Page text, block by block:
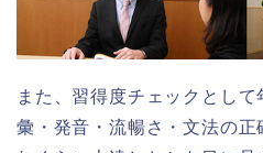
また、習得度チェックとし
彙・発音・流暢さ・文法の